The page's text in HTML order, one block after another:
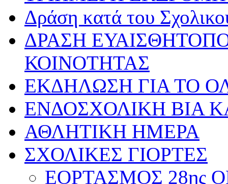
Δράση κατά του
ΔΡΑΣΗ
ΚΟΙΝΟΤΗΤΑΣ
ΕΚΔΗΛΩΣΗ ΓΙΑ ΤΟ
ΕΝΔΟΣΧΟΛΙΚΗ ΒΙΑ
ΑΘΛΗΤΙΚΗ ΗΜΕΡΑ
ΣΧΟΛΙΚΕΣ ΓΙΟΡΤΕΣ
ΕΟΡΤΑΣΜΟΣ 28ης